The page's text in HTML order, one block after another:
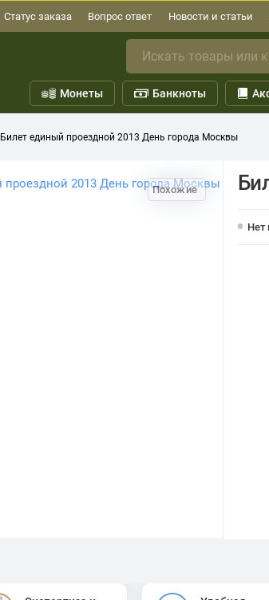
Статус заказа Вопрос ответ Новости и статьи
Монеты Банкноты
Билет единый проездной 2013 День города Москвы
Похожие
Нет